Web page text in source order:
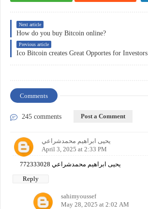
Next article
How do you buy Bitcoin online?
Previous article
Ico Bitcoin creates Great Opportes for Investors
Comments
245 comments Post a Comment
يحيى ابراهيم محمدشراعي
April 3, 2025 at 2:33 PM
يحيى ابراهيم محمدشراعي 772333028
Reply
sahimyoussef
May 28, 2025 at 2:02 AM